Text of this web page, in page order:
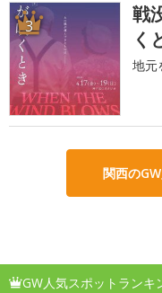
3
戦
く
地元
関西の
GW人気スポットランキ